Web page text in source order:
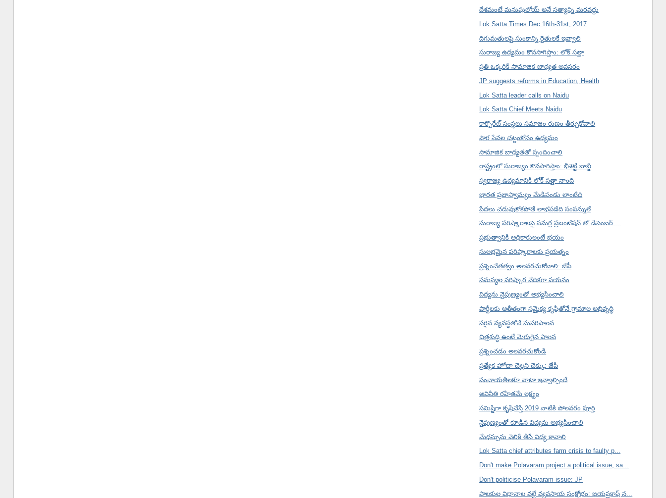
దేశమంటే మనుషులోయ్ అనే సత్యాన్ని మరవద్దు
Lok Satta Times Dec 16th-31st, 2017
దిగుమతులపై సుంకాన్ని రైతులకే ఇవ్వాలి
సురాజ్య ఉద్యమం కొనసాగిస్తాం: లోక్ సత్తా
ప్రతి ఒక్కరికీ సామాజిక బాధ్యత అవసరం
JP suggests reforms in Education, Health
Lok Satta leader calls on Naidu
Lok Satta Chief Meets Naidu
కార్పొరేట్ సంస్థలు సమాజం రుణం తీర్చుకోవాలి
పౌర సేవల చట్టంకోసం ఉద్యమం
సామాజిక బాధ్యతతో స్పందించాలి
రాష్ట్రంలో సురాజ్యం కొనసాగిస్తాం: భీశెట్టి బాబ్జీ
స్వరాజ్య ఉద్యమానికి లోక్ సత్తా నాంది
భారత ప్రజాస్వామ్యం మేడిపండు లాంటిది
పేదలు చదువుకోకపోతే లాభపడేది సంపన్నులే
సురాజ్య పరిష్కారాలపై సమగ్ర ప్రజంటేషన్ తో డిసెంబర్ ...
ప్రభుత్వానికి అధికారులంటే భయం
సులభమైన పరిష్కారాలకు ప్రయత్నం
ప్రశ్నించేతత్వం అలవరచుకోవాలి: జేపీ
సమస్యల పరిష్కార వేదికగా పయనం
విద్యను నైపుణ్యంతో అభ్యసించాలి
పార్టీలకు అతీతంగా సమైక్య కృషితోనే గ్రామాల అభివృద్ధి
సరైన వ్యవస్థతోనే సుపరిపాలన
చిత్తశుద్ధి ఉంటే మెరుగైన పాలన
ప్రశ్నించడం అలవరచుకోండి
ప్రత్యేక హోదా చెల్లని చెక్కు: జేపీ
పంచాయతీలకూ వాటా ఇవ్వాల్సిందే
అవినీతి రహితమే లక్ష్యం
సమిష్టిగా కృషిచేస్తే 2019 నాటికి పోలవరం పూర్తి
నైపుణ్యంతో కూడిన విద్యను అభ్యసించాలి
మేధస్సును వెలికి తీసే విద్య కావాలి
Lok Satta chief attributes farm crisis to faulty p...
Don't make Polavaram project a political issue, sa...
Don't politicise Polavaram issue: JP
పాలకుల విధానాల వల్లే వ్యవసాయ సంక్షోభం: జయప్రకాష్ న...